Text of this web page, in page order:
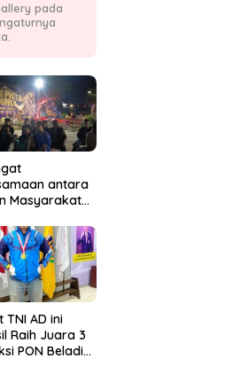
pada
antara
Masyarakat
TNI AD ini
Raih Juara 3
PON Beladiri